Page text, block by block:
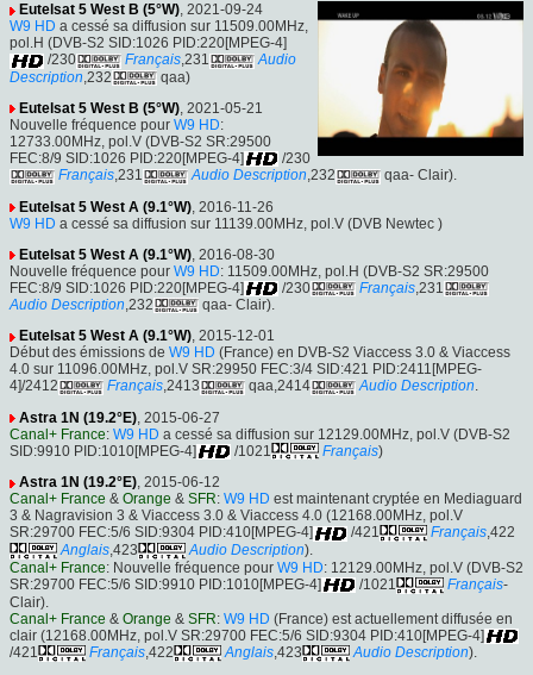
Eutelsat 5 West B (5°W), 2021-09-24
W9 HD a cessé sa diffusion sur 11509.00MHz,
pol.H (DVB-S2 SID:1026 PID:220[MPEG-4]
/230
Français,231
Audio
Description ,232
qaa)
Eutelsat 5 West B (5°W), 2021-05-21
Nouvelle fréquence pour W9 HD:
12733.00MHz, pol.V (DVB-S2 SR:29500
FEC:8/9 SID:1026 PID:220[MPEG-4]
/230
Français,231 Audio Description,232
qaa- Clair).
Eutelsat 5 West A (9.1°W) , 2016-11-26
W9 HD a cessé sa diffusion sur 11139.00MHz, pol.V (DVB Newtec )
Eutelsat 5 West A (9.1°W) , 2016-08-30
Nouvelle fréquence pour W9 HD: 11509.00MHz, pol.H (DVB-S2 SR:29500
FEC:8/9 SID:1026 PID:220[MPEG-4]
/230 Français ,231
Audio Description,232
qaa- Clair).
Eutelsat 5 West A (9.1°W), 2015-12-01
Début des émissions de W9 HD (France) en DVB-S2 Viaccess 3.0 & Viaccess
4.0 sur 11096.00MHz, pol.V SR:29950 FEC:3/4 SID:421 PID:2411[MPEG-
4]/2412
Français,2413 qaa,2414 Audio Description.
Astra 1N (19.2°E) , 2015-06-27
Canal+ France: W9 HD a cessé sa diffusion sur 12129.00MHz, pol.V (DVB-S2
SID:9910 PID:1010[MPEG-4]
/1021 Français)
Astra 1N (19.2°E), 2015-06-12
Canal+ France & Orange & SFR: W9 HD est maintenant cryptée en Mediaguard
3 & Nagravision 3 & Viaccess 3.0 & Viaccess 4.0 (12168.00MHz, pol.V
SR:29700 FEC:5/6 SID:9304 PID:410[MPEG-4]
/421 Français,422
Anglais,423 Audio Description).
Canal+ France: Nouvelle fréquence pour W9 HD: 12129.00MHz, pol.V (DVB-S2
SR:29700 FEC:5/6 SID:9910 PID:1010[MPEG-4]
/1021 Français-
Clair).
Canal+ France & Orange & SFR: W9 HD (France) est actuellement diffusée en
clair (12168.00MHz, pol.V SR:29700 FEC:5/6 SID:9304 PID:410[MPEG-4]
/421
Français,422 Anglais,423 Audio Description).